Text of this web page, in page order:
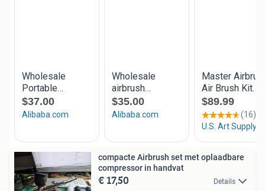
compacte Airbrush set met oplaadbare
compressor in handvat
€ 17,50 Details